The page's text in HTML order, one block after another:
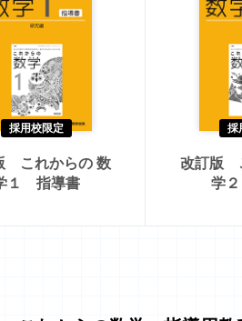
採用校限定
これからの 数
１ 指導書
採
改訂版
学